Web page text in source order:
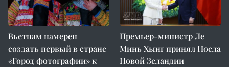
Вьетнам намерен
создать первый в стране
«Город фотографии» к
Премьер-министр Ле
Минь Хынг принял Посла
Новой Зеландии